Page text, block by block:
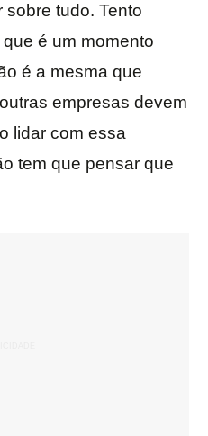
tudo. Tento
é um momento
é a mesma que
empresas devem
lidar com essa
tem que pensar que